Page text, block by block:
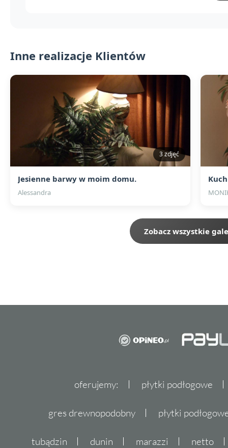
Inne realizacje Klientów
3 zdjęć
Jesienne barwy w moim domu.
Alessandra
Zobacz wszystkie
oferujemy: płytki podłogowe
gres drewnopodobny płytki
tubądzin dunin marazzi netto